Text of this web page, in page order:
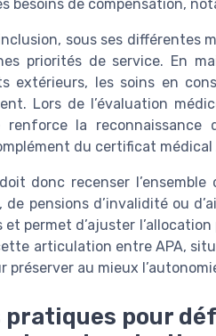
besoins de compensation,
sous ses différentes
priorités de service. En
extérieurs, les soins en
Lors de l’évaluation
renforce la
du certificat médical
donc recenser l’ensemble
de pensions d’invalidité ou
permet d’ajuster
articulation entre APA,
préserver au mieux
pour